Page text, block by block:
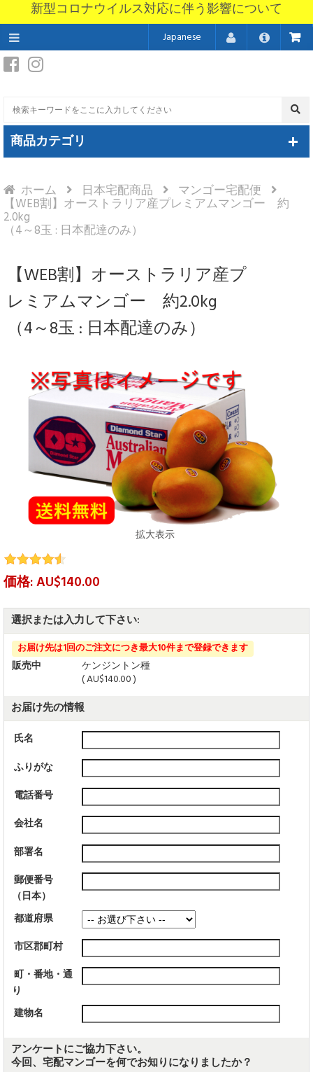
新型コロナウイルス対応に伴う影響について
Japanese
商品カテゴリ
ホーム 日本宅配商品 マンゴー宅配便
【WEB割】オーストラリア産プレミアムマンゴー 約
2.0kg
（4～8玉 : 日本配達のみ）
【WEB割】オーストラリア産プ
レミアムマンゴー 約2.0kg
（4～8玉 : 日本配達のみ）
拡大表示
価格: AU$140.00
選択または入力して下さい:
お届け先は1回のご注文につき最大10件まで登録できます
販売中
ケンジントン種
( AU$140.00 )
お届け先の情報
氏名
ふりがな
電話番号
会社名
部署名
郵便番号
（日本）
都道府県
市区郡町村
町・番地・通
り
建物名
アンケートにご協力下さい。
今回、宅配マンゴーを何でお知りになりましたか？